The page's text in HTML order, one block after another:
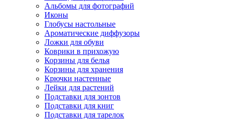
Альбомы для фотографий
Иконы
Глобусы настольные
Ароматические диффузоры
Ложки для обуви
Коврики в прихожую
Корзины для белья
Корзины для хранения
Крючки настенные
Лейки для растений
Подставки для зонтов
Подставки для книг
Подставки для тарелок